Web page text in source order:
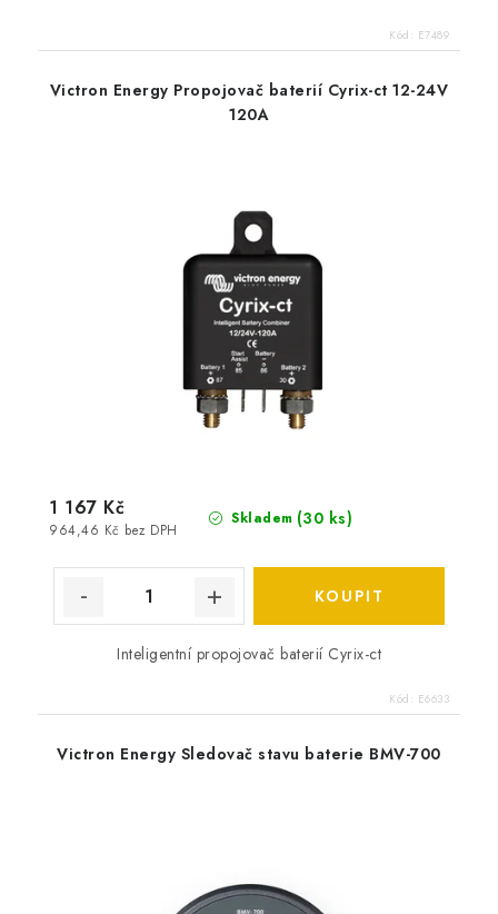
Kód: E7489
Victron Energy Propojovač baterií Cyrix-ct 12-24V
120A
Skladem (30 ks)
964,46 Kč bez DPH
1 167 Kč
Inteligentní propojovač baterií Cyrix-ct
Kód: E6633
Victron Energy Sledovač stavu baterie BMV-700